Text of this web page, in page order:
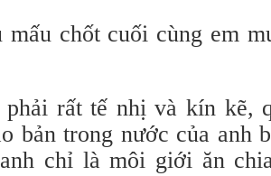
mấu chốt cuối cùng em
rất tế nhị và kín kẽ,
bản trong nước của anh
chỉ là môi giới ăn